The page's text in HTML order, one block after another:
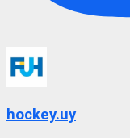
hockey.uy